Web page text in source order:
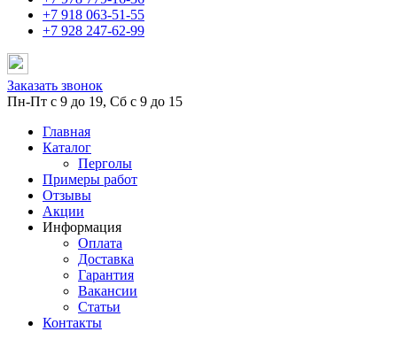
+7 918 063-51-55
+7 928 247-62-99
Заказать звонок
Пн-Пт с 9 до 19, Сб с 9 до 15
Главная
Каталог
Перголы
Примеры работ
Отзывы
Акции
Информация
Оплата
Доставка
Гарантия
Вакансии
Статьи
Контакты